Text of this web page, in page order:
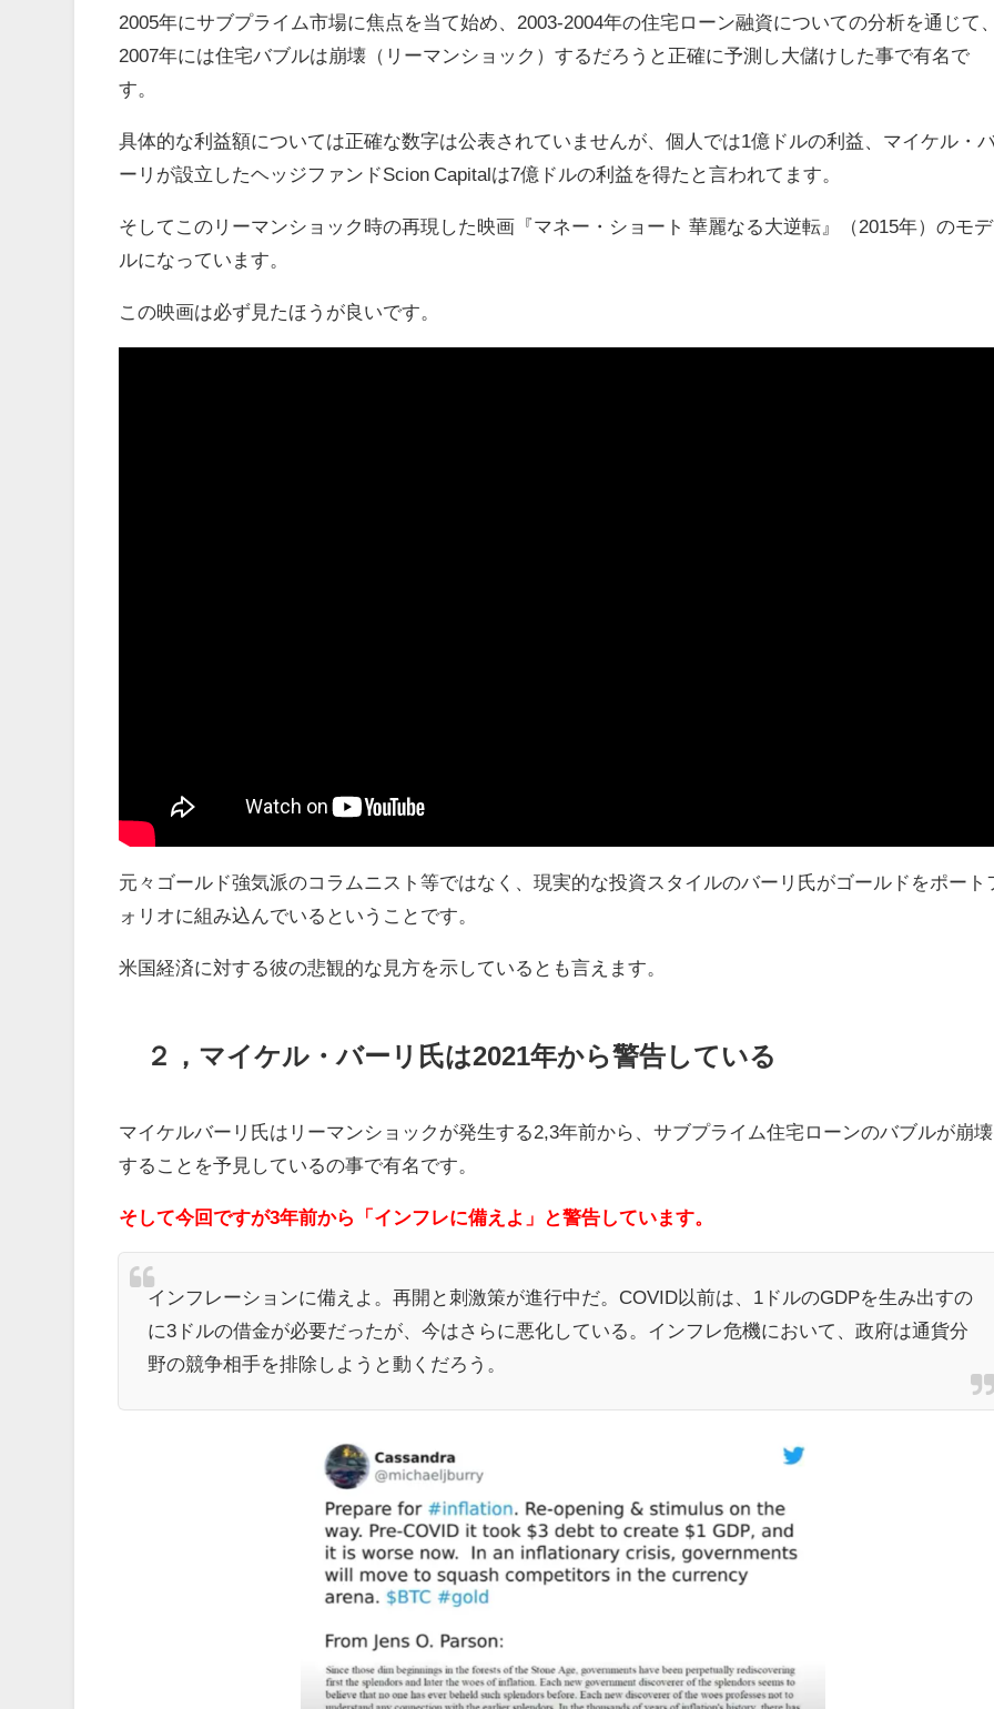
2005年にサブプライム市場に焦点を当て始め、2003-2004年の住宅ローン融資についての分析を通じて
2007年には住宅バブルは崩壊（リーマンショック）するだろうと正確に予測し大儲けした事で有名で
す。
具体的な利益額については正確な数字は公表されていませんが、個人では1億ドルの利益、マイケル・
ーリが設立したヘッジファンドScion Capitalは7億ドルの利益を得たと言われてます。
そしてこのリーマンショック時の再現した映画『マネー・ショート 華麗なる大逆転』（2015年）のモデ
ルになっています。
この映画は必ず見たほうが良いです。
元々ゴールド強気派のコラムニスト等ではなく、現実的な投資スタイルのバーリ氏がゴールドをポート
ォリオに組み込んでいるということです。
米国経済に対する彼の悲観的な見方を示しているとも言えます。
２，マイケル・バーリ氏は2021年から警告している
マイケルバーリ氏はリーマンショックが発生する2,3年前から、サブプライム住宅ローンのバブルが崩壊
することを予見しているの事で有名です。
そして今回ですが3年前から「インフレに備えよ」と警告しています。
インフレーションに備えよ。再開と刺激策が進行中だ。COVID以前は、1ドルのGDPを生み出すの
に3ドルの借金が必要だったが、今はさらに悪化している。インフレ危機において、政府は通貨分
野の競争相手を排除しようと動くだろう。